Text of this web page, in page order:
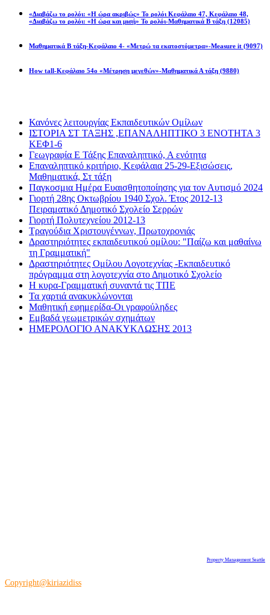
«Διαβάζω το ρολόι: «Η ώρα ακριβώς» Το ρολόι Κεφάλαιο 47, Κεφάλαιο 48,
«Διαβάζω το ρολόι: «Η ώρα και μισή» Το ρολόι-Μαθηματικά Β τάξη (12085)
Μαθηματικά Β τάξη-Κεφάλαιο 4- «Μετρώ τα εκατοστόμετρα»-Measure it (9097)
How tall-Κεφάλαιο 54ο «Μέτρηση μεγεθών»-Μαθηματικά Α τάξη (9880)
Κανόνες λειτουργίας Εκπαιδευτικών Ομίλων
ΙΣΤΟΡΙΑ ΣΤ ΤΑΞΗΣ ,ΕΠΑΝΑΛΗΠΤΙΚΟ 3 ΕΝΟΤΗΤΑ 3
ΚΕΦ1-6
Γεωγραφία Ε Τάξης Επαναληπτικό, Α ενότητα
Επαναληπτικό κριτήριο, Κεφάλαια 25-29-Εξισώσεις,
Μαθηματικά, Στ τάξη
Παγκοσμια Ημέρα Ευαισθητοποίησης για τον Αυτισμό 2024
Γιορτή 28ης Οκτωβρίου 1940 Σχολ. Έτος 2012-13
Πειραματικό Δημοτικό Σχολείο Σερρών
Γιορτή Πολυτεχνείου 2012-13
Τραγούδια Χριστουγέννων, Πρωτοχρονιάς
Δραστηριότητες εκπαιδευτικού ομίλου: "Παίζω και μαθαίνω
τη Γραμματική"
Δραστηριότητες Ομίλου Λογοτεχνίας -Εκπαιδευτικό
πρόγραμμα στη λογοτεχνία στο Δημοτικό Σχολείο
Η κυρα-Γραμματική συναντά τις ΤΠΕ
Τα χαρτιά ανακυκλώνονται
Μαθητική εφημερίδα-Οι γραφούληδες
Εμβαδά γεωμετρικών σχημάτων
ΗΜΕΡΟΛΟΓΙΟ ΑΝΑΚΥΚΛΩΣΗΣ 2013
Property Management Seattle
Copyright@kiriazidiss